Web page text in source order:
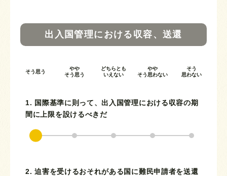
出入国管理における収容、送還
そう思う
やや
そう思う
どちらとも
いえない
やや
そう思わない
そう
思わない
1. 国際基準に則って、出入国管理における収容の期
間に上限を設けるべきだ
2. 迫害を受けるおそれがある国に難民申請者を送還